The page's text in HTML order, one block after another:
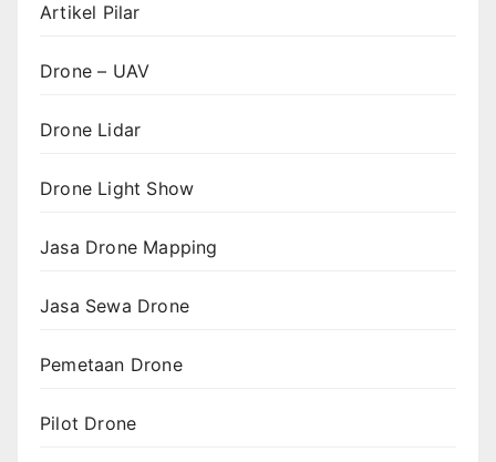
Artikel Pilar
Drone – UAV
Drone Lidar
Drone Light Show
Jasa Drone Mapping
Jasa Sewa Drone
Pemetaan Drone
Pilot Drone